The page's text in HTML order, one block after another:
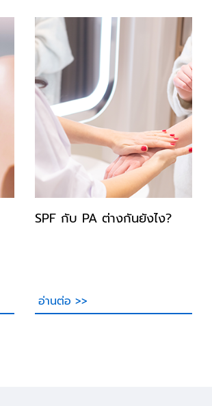
SPF กับ PA ต่างกันยังไง?
อ่านต่อ >>